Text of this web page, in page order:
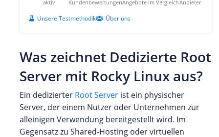
aktiv KundenbewertungenAngebote im VergleichAnbieter
Unsere Testmethodik Über uns
Was zeichnet Dedizierte Root
Server mit Rocky Linux aus?
Ein dedizierter Root Server ist ein physischer
Server, der einem Nutzer oder Unternehmen zur
alleinigen Verwendung bereitgestellt wird. Im
Gegensatz zu Shared-Hosting oder virtuellen